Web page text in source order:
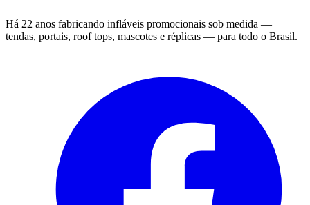
Há 22 anos fabricando infláveis promocionais sob medida —
tendas, portais, roof tops, mascotes e réplicas — para todo o Brasil.